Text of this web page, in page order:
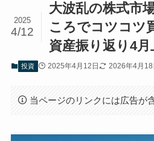
大波乱の株式市
ころでコツコツ
資産振り返り4月
2025
4/12
投資 2025年4月12日 2026年4月18
当ページのリンクには広告が